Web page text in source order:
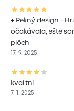
+ Pekný design -
očakávala, ešte
plôch
17. 9. 2025
kvalitní
7. 1. 2025